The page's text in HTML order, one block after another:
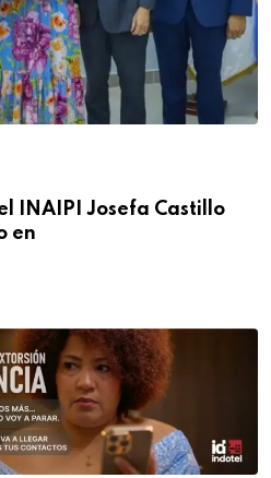
INAIPI Josefa Castillo
en